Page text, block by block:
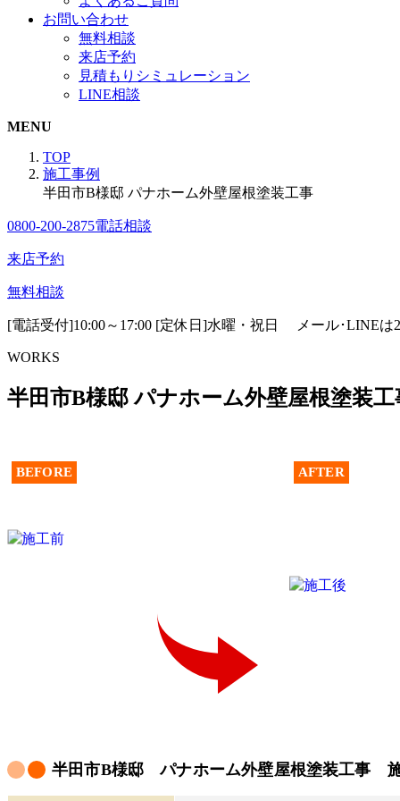
お問い合わせ
無料相談
来店予約
見積もりシミュレーション
LINE相談
MENU
TOP
施工事例
半田市B様邸 パナホーム外壁屋根塗装工事
0800-200-2875電話相談
来店予約
無料相談
[電話受付]10:00～17:00 [定休日]水曜・祝日 メール･LINEは
WORKS
半田市B様邸 パナホーム外壁屋根塗装工
AFTER
BEFORE
半田市B様邸 パナホーム外壁屋根塗装工事